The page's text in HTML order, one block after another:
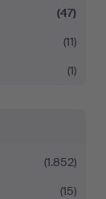
(47)
(11)
(1)
(1.852)
(15)